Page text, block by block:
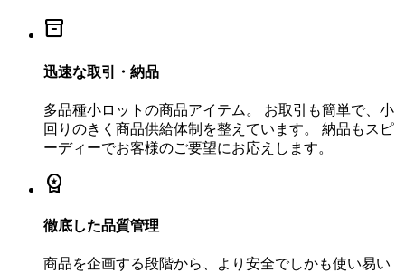
inventory_2
迅速な取引・納品
多品種小ロットの商品アイテム。 お取引も簡単で、小
回りのきく商品供給体制を整えています。 納品もスピ
ーディーでお客様のご要望にお応えします。
workspace_premium
徹底した品質管理
商品を企画する段階から、より安全でしかも使い易い